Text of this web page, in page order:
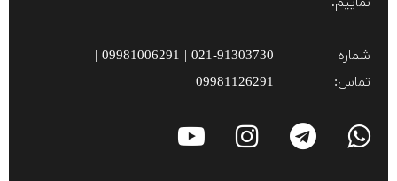
شماره
تماس:
021-91303730 | 09981006291 |
09981126291